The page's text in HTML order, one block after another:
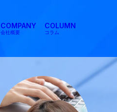
COMPANY
会社概要
COLUMN
コラム